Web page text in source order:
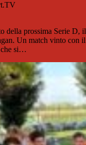
della prossima Serie D, il
Un match vinto con il
che si…